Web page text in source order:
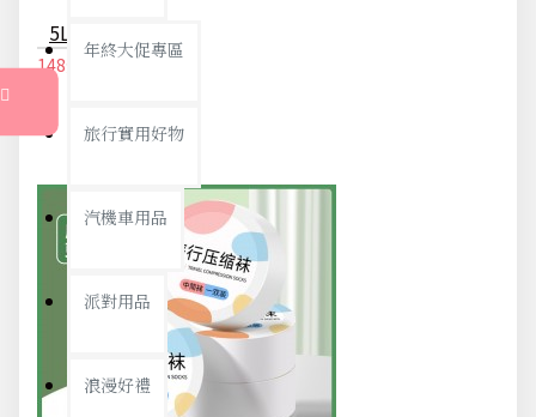
年終大促專區
旅行實用好物
汽機車用品
派對用品
浪漫好禮
148元